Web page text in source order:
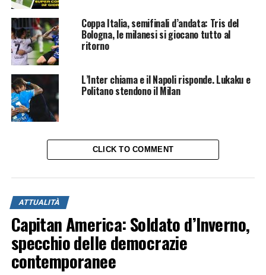
Coppa Italia, semifinali d’andata: Tris del
Bologna, le milanesi si giocano tutto al
ritorno
L’Inter chiama e il Napoli risponde. Lukaku e
Politano stendono il Milan
CLICK TO COMMENT
ATTUALITÀ
Capitan America: Soldato d’Inverno,
specchio delle democrazie
contemporanee